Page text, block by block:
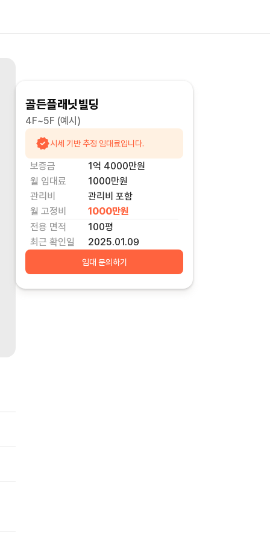
골든플래닛빌딩
4F~5F (예시)
시세 기반 추정 임대료입니다.
보증금 1억 4000만원
월 임대료
1000만원
관리비
관리비 포함
월 고정비
1000만원
전용 면적
100평
최근 확인일
2025.01.09
임대 문의하기